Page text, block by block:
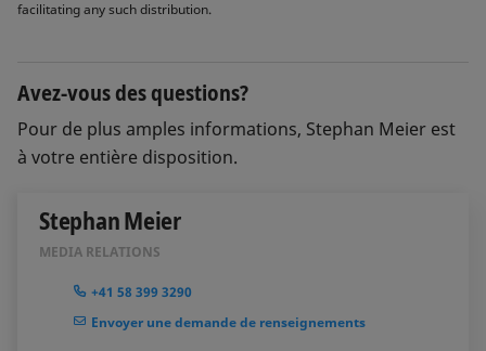
facilitating any such distribution.
Avez-vous des questions?
Pour de plus amples informations, Stephan Meier est
à votre entière disposition.
Stephan Meier
MEDIA RELATIONS
+41 58 399 3290
Envoyer une demande de renseignements